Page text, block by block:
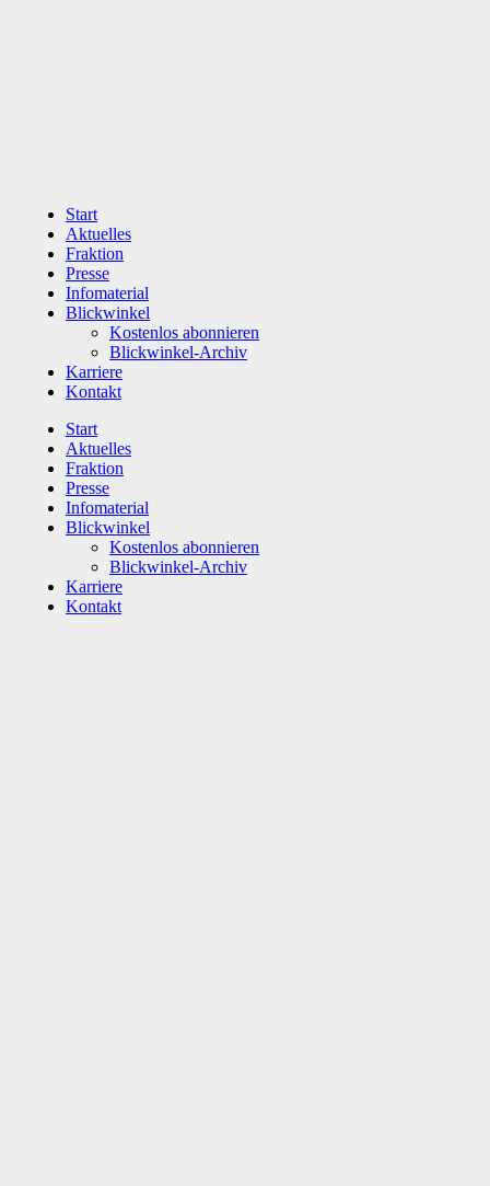
Start
Aktuelles
Fraktion
Presse
Infomaterial
Blickwinkel
Kostenlos abonnieren
Blickwinkel-Archiv
Karriere
Kontakt
Start
Aktuelles
Fraktion
Presse
Infomaterial
Blickwinkel
Kostenlos abonnieren
Blickwinkel-Archiv
Karriere
Kontakt